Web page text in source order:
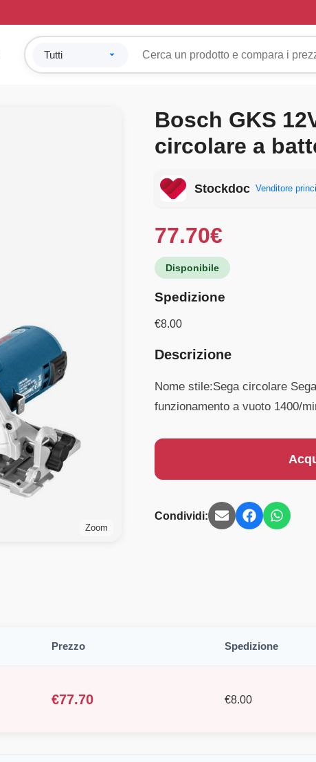
Zoom
Bosch GKS
circolare a
Stockdoc Venditore
77.70€
Disponibile
Spedizione
€8.00
Descrizione
Nome stile:Sega circolare
funzionamento a vuoto 1400/
Condividi:
Prezzo Spedizione
€77.70 €8.00